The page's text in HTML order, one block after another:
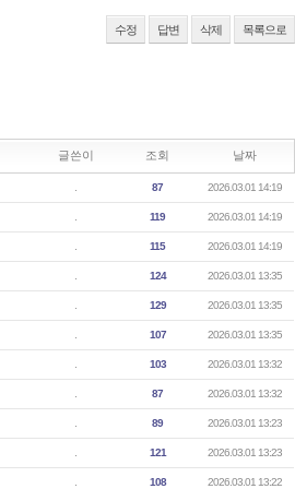
수정 답변 삭제 목록으로
글쓴이 조회 날짜
. 87 2026.03.01 14:19
. 119 2026.03.01 14:19
. 115 2026.03.01 14:19
. 124 2026.03.01 13:35
. 129 2026.03.01 13:35
. 107 2026.03.01 13:35
. 103 2026.03.01 13:32
. 87 2026.03.01 13:32
. 89 2026.03.01 13:23
. 121 2026.03.01 13:23
. 108 2026.03.01 13:22